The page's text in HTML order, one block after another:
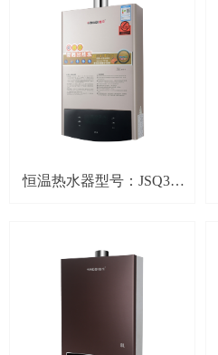
恒温热水器型号：JSQ32-